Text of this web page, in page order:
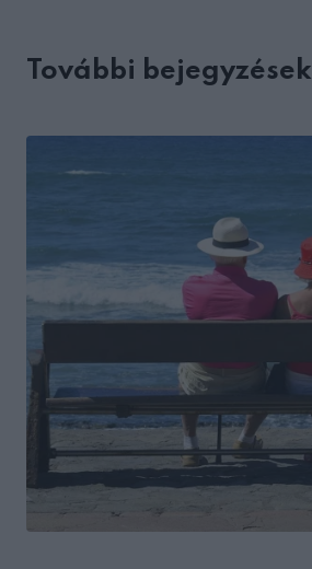
További bejegyzések